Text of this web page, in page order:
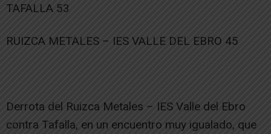
TAFALLA 53
RUIZCA METALES – IES VALLE DEL EBRO 45
Derrota del Ruizca Metales – IES Valle del Ebro
contra Tafalla, en un encuentro muy igualado, que